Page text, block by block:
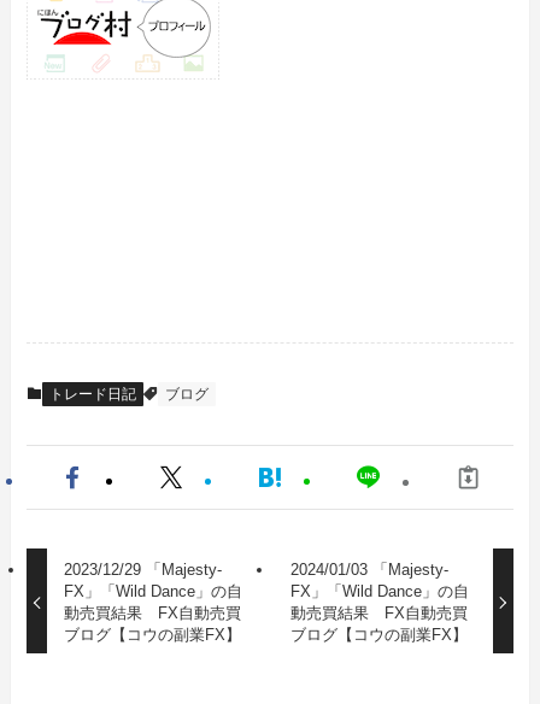
トレード日記 ブログ
2023/12/29 「Majesty-
FX」「Wild Dance」の自
動売買結果 FX自動売買
ブログ【コウの副業FX】
2024/01/03 「Majesty-
FX」「Wild Dance」の自
動売買結果 FX自動売買
ブログ【コウの副業FX】